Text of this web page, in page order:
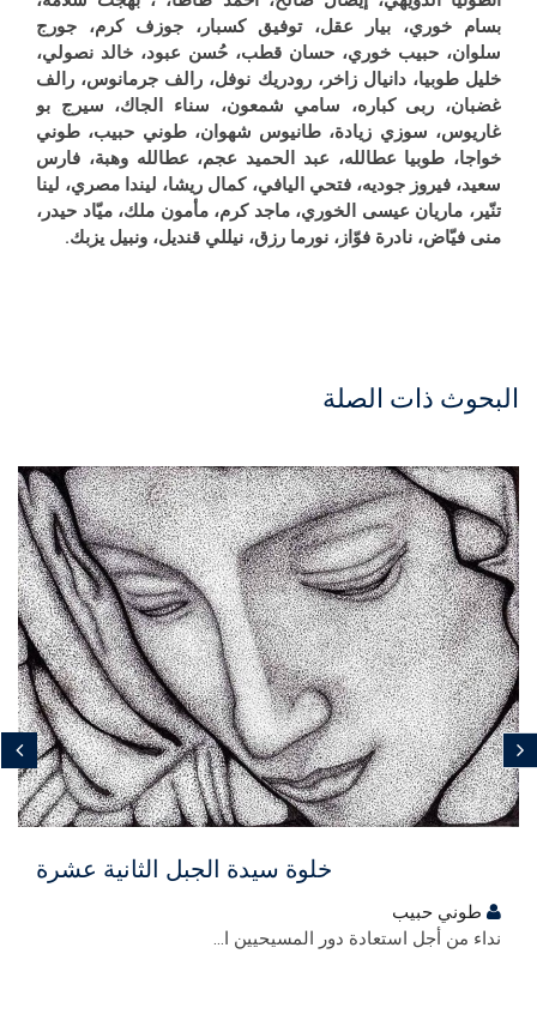
بسام خوري، بيار عقل، توفيق كسبار، جوزف كرم، جورج
سلوان، حبيب خوري، حسان قطب، حُسن عبود، خالد نصولي،
خليل طوبيا، دانيال زاخر، رودريك نوفل، رالف جرمانوس، رالف
غضبان، ربى كباره، سامي شمعون، سناء الجاك، سيرج بو
غاريوس، سوزي زيادة، طانيوس شهوان، طوني حبيب، طوني
خواجا، طوبيا عطالله، عبد الحميد عجم، عطالله وهبة، فارس
سعيد، فيروز جوديه، فتحي اليافي، كمال ريشا، ليندا مصري، لينا
تنّير، ماريان عيسى الخوري، ماجد كرم، مأمون ملك، ميّاد حيدر،
منى فيّاض، نادرة فوّاز، نورما رزق، نيللي قنديل، ونبيل يزبك.
البحوث ذات الصلة
مجاني
خلوة سيدة الجبل الثانية عشرة
نداء من أجل استعادة دور المسيحيين ا...